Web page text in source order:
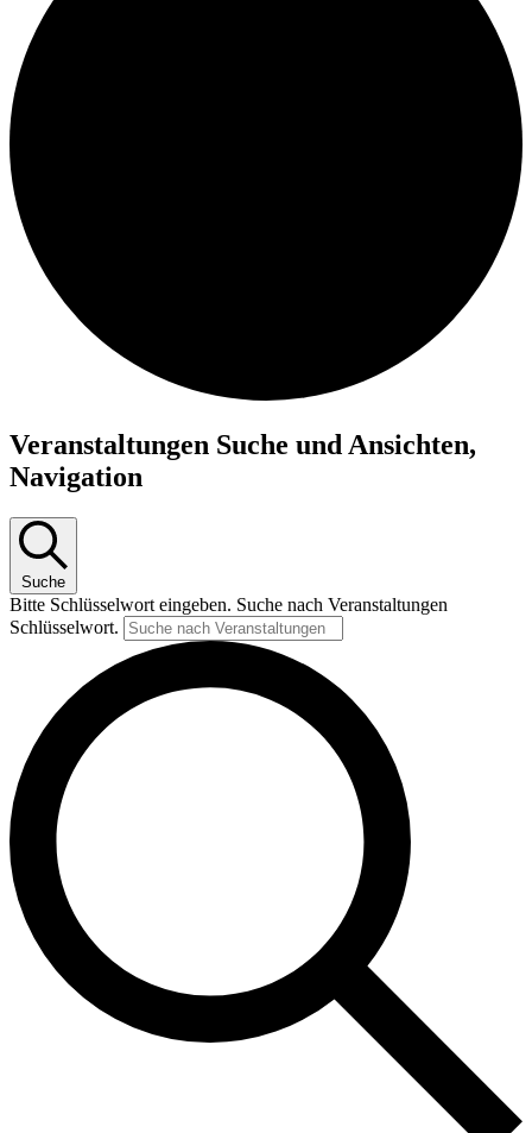
Veranstaltungen Suche und Ansichten,
Navigation
Suche
Bitte Schlüsselwort eingeben. Suche nach Veranstaltungen
Schlüsselwort.